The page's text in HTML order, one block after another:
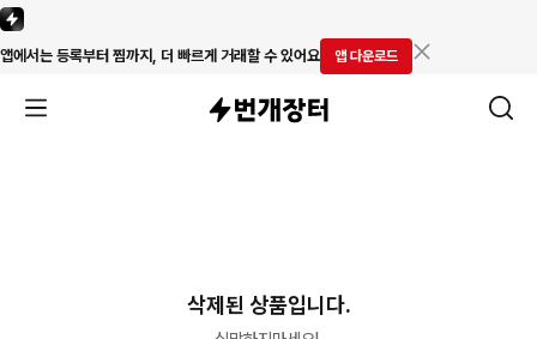
앱에서는 등록부터 찜까지, 더 빠르게 거래할 수 있어요 앱 다운로드
삭제된 상품입니다.